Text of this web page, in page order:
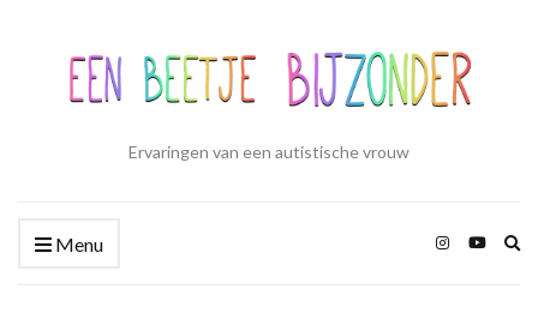
Ervaringen van een autistische vrouw
Menu